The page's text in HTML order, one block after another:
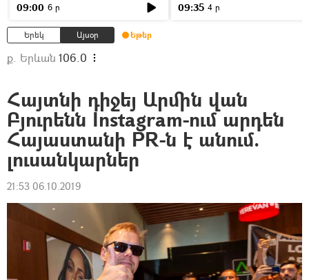
09:00 6 ր 09:35 4 ր
Երեկ Այսօր Եթեր
ք. Երևան 106.0
Հայտնի դիջեյ Արմին վան
Բյուրենն Instagram-ում արդեն
Հայաստանի PR-ն է անում.
լուսանկարներ
21:53 06.10.2019